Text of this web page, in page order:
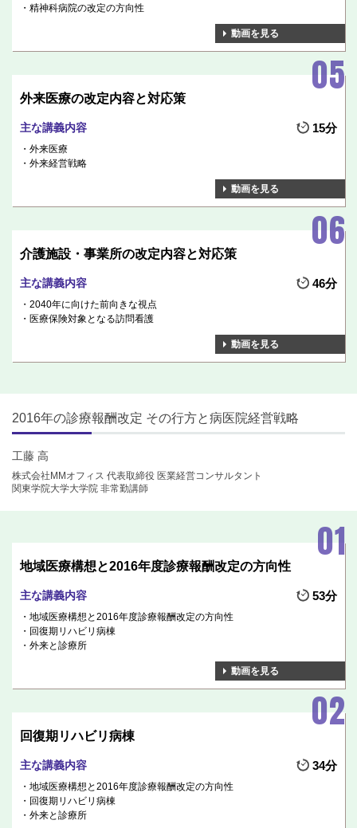
精神科病院の改定の方向性
動画を見る
外来医療の改定内容と対応策
主な講義内容 15分
外来医療
外来経営戦略
動画を見る
介護施設・事業所の改定内容と対応策
主な講義内容 46分
2040年に向けた前向きな視点
医療保険対象となる訪問看護
動画を見る
2016年の診療報酬改定 その行方と病医院経営戦略
工藤 高
株式会社MMオフィス 代表取締役 医業経営コンサルタント
関東学院大学大学院 非常勤講師
地域医療構想と2016年度診療報酬改定の方向性
主な講義内容 53分
地域医療構想と2016年度診療報酬改定の方向性
回復期リハビリ病棟
外来と診療所
動画を見る
回復期リハビリ病棟
主な講義内容 34分
地域医療構想と2016年度診療報酬改定の方向性
回復期リハビリ病棟
外来と診療所